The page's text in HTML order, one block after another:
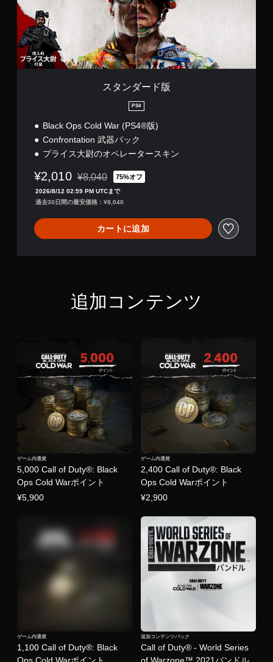
版
スタンダード版
PS4
Black Ops Cold War (PS4®版)
Confrontation 武器パック
プライス大尉のオペレータースキン
¥2,010 通常価格¥8,040より値引き
¥8,040 75%オフ
2026/8/12 02:59 PM UTCまで
過去30日間の最安価格：¥8,040
カートに追加
追加コンテンツ
5,000 Call of Duty®: Black
Ops Cold Warポイント
ゲーム内通貨
¥5,900
2,400 Call of Duty®: Black
Ops Cold Warポイント
ゲーム内通貨
¥2,900
1,100 Call of Duty®: Black
ゲーム内通貨
Call of Duty® - World Series
追加コンテンツパック